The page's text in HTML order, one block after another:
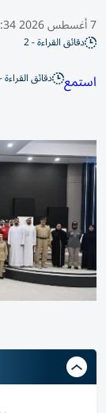
7 أغسطس 2026 23:34 مساء
دقائق القراءة - 2
استمع دقائق القراءة - 2